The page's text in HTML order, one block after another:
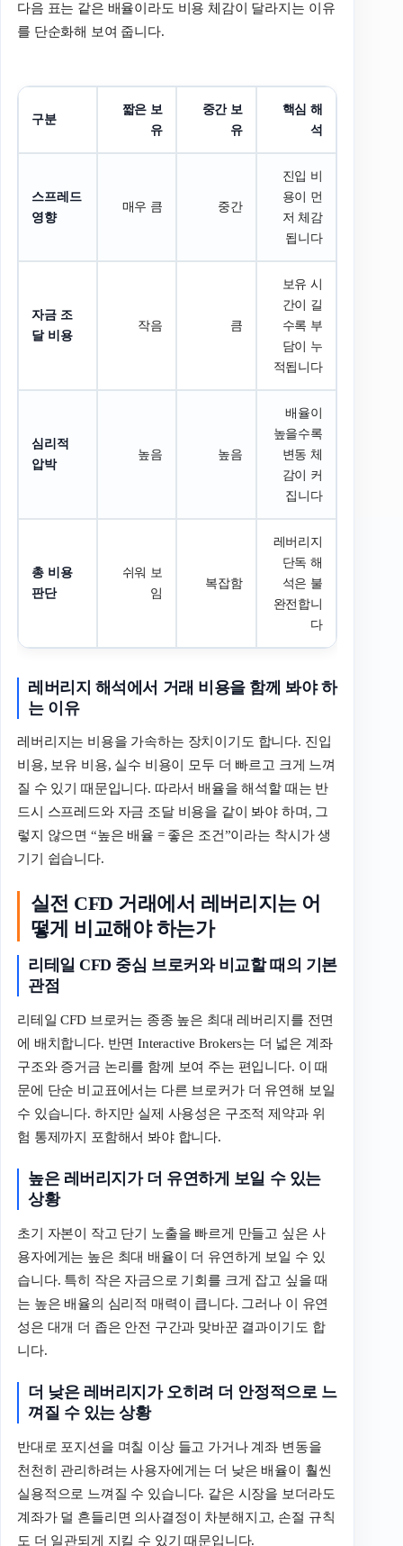
다음 표는 같은 배율이라도 비용 체감이 달라지는 이유
를 단순화해 보여 줍니다.
구분
짧은 보
유
중간 보
유
핵심 해
석
스프레드
영향
매우 큼 중간
진입 비
용이 먼
저 체감
됩니다
자금 조
달 비용
작음 큼
보유 시
간이 길
수록 부
담이 누
적됩니다
심리적
압박
높음 높음
배율이
높을수록
변동 체
감이 커
집니다
총 비용
판단
쉬워 보
임
복잡함
레버리지
단독 해
석은 불
완전합니
다
레버리지 해석에서 거래 비용을 함께 봐야 하
는 이유
레버리지는 비용을 가속하는 장치이기도 합니다. 진입
비용, 보유 비용, 실수 비용이 모두 더 빠르고 크게 느껴
질 수 있기 때문입니다. 따라서 배율을 해석할 때는 반
드시 스프레드와 자금 조달 비용을 같이 봐야 하며, 그
렇지 않으면 “높은 배율 = 좋은 조건”이라는 착시가 생
기기 쉽습니다.
실전 CFD 거래에서 레버리지는 어
떻게 비교해야 하는가
리테일 CFD 중심 브로커와 비교할 때의 기본
관점
리테일 CFD 브로커는 종종 높은 최대 레버리지를 전면
에 배치합니다. 반면 Interactive Brokers는 더 넓은 계좌
구조와 증거금 논리를 함께 보여 주는 편입니다. 이 때
문에 단순 비교표에서는 다른 브로커가 더 유연해 보일
수 있습니다. 하지만 실제 사용성은 구조적 제약과 위
험 통제까지 포함해서 봐야 합니다.
높은 레버리지가 더 유연하게 보일 수 있는
상황
초기 자본이 작고 단기 노출을 빠르게 만들고 싶은 사
용자에게는 높은 최대 배율이 더 유연하게 보일 수 있
습니다. 특히 작은 자금으로 기회를 크게 잡고 싶을 때
는 높은 배율의 심리적 매력이 큽니다. 그러나 이 유연
성은 대개 더 좁은 안전 구간과 맞바꾼 결과이기도 합
니다.
더 낮은 레버리지가 오히려 더 안정적으로 느
껴질 수 있는 상황
반대로 포지션을 며칠 이상 들고 가거나 계좌 변동을
천천히 관리하려는 사용자에게는 더 낮은 배율이 훨씬
실용적으로 느껴질 수 있습니다. 같은 시장을 보더라도
계좌가 덜 흔들리면 의사결정이 차분해지고, 손절 규칙
도 더 일관되게 지킬 수 있기 때문입니다.